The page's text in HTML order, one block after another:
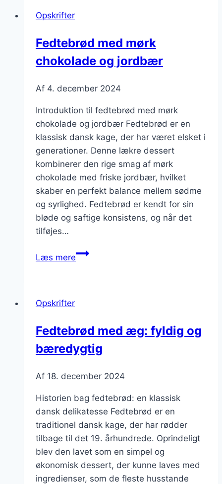
Opskrifter
Fedtebrød med mørk
chokolade og jordbær
Af 4. december 2024
Introduktion til fedtebrød med mørk
chokolade og jordbær Fedtebrød er en
klassisk dansk kage, der har været elsket i
generationer. Denne lækre dessert
kombinerer den rige smag af mørk
chokolade med friske jordbær, hvilket
skaber en perfekt balance mellem sødme
og syrlighed. Fedtebrød er kendt for sin
bløde og saftige konsistens, og når det
tilføjes…
Læs mereFedtebrød
Opskrifter
Fedtebrød med æg: fyldig og
bæredygtig
Af 18. december 2024
Historien bag fedtebrød: en klassisk
dansk delikatesse Fedtebrød er en
traditionel dansk kage, der har rødder
tilbage til det 19. århundrede. Oprindeligt
blev den lavet som en simpel og
økonomisk dessert, der kunne laves med
ingredienser, som de fleste husstande